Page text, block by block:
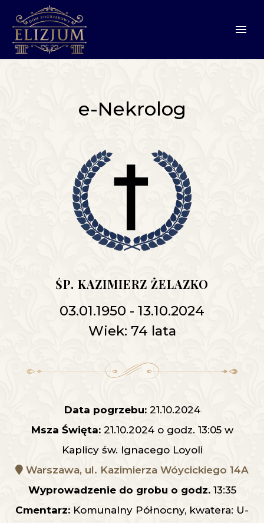
e-Nekrolog
ŚP. KAZIMIERZ ŻELAZKO
03.01.1950 - 13.10.2024
Wiek: 74 lata
Data pogrzebu:21.10.2024
Msza Święta:21.10.2024 o godz. 13:05 w
Kaplicy św. Ignacego Loyoli
Warszawa, ul. Kazimierza Wóycickiego 14A
Wyprowadzenie do grobu o godz.13:35
Cmentarz: Komunalny Północny, kwatera: U-